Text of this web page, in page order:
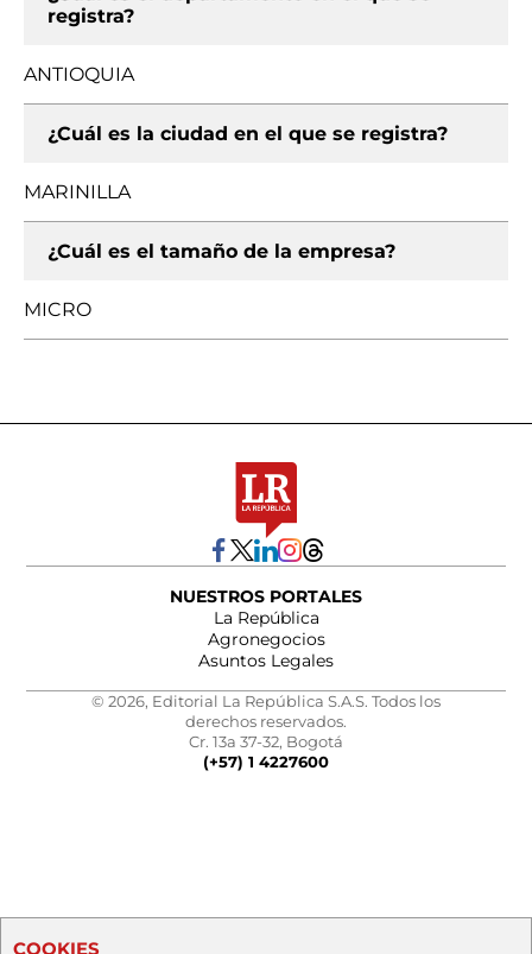
registra?
ANTIOQUIA
¿Cuál es la ciudad en el que se registra?
MARINILLA
¿Cuál es el tamaño de la empresa?
MICRO
NUESTROS PORTALES
La República
Agronegocios
Asuntos Legales
© 2026, Editorial La República S.A.S. Todos los
derechos reservados.
Cr. 13a 37-32, Bogotá
(+57) 1 4227600
COOKIES